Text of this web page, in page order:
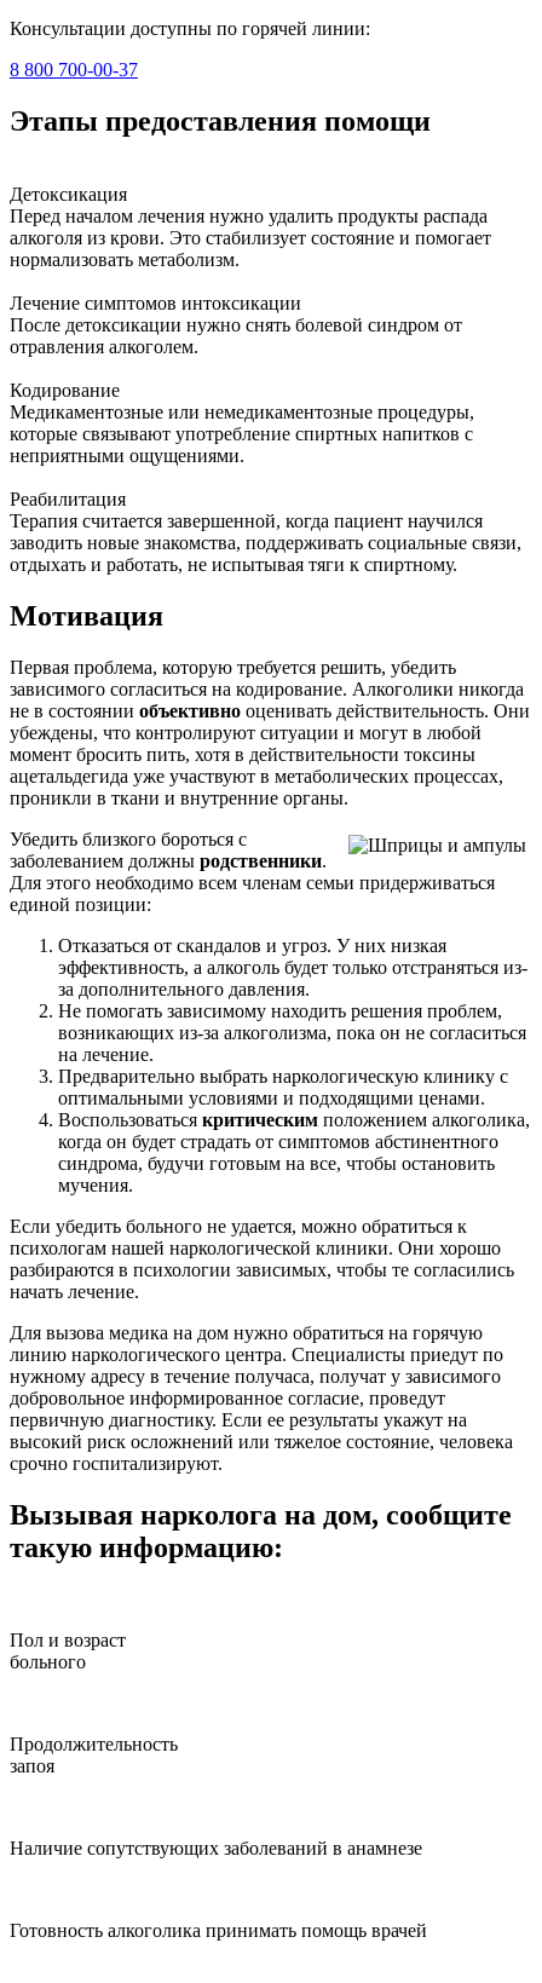
Консультации доступны по горячей линии:
8 800 700-00-37
Этапы предоставления помощи
Детоксикация
Перед началом лечения нужно удалить продукты распада
алкоголя из крови. Это стабилизует состояние и помогает
нормализовать метаболизм.
Лечение симптомов интоксикации
После детоксикации нужно снять болевой синдром от
отравления алкоголем.
Кодирование
Медикаментозные или немедикаментозные процедуры,
которые связывают употребление спиртных напитков с
неприятными ощущениями.
Реабилитация
Терапия считается завершенной, когда пациент научился
заводить новые знакомства, поддерживать социальные связи,
отдыхать и работать, не испытывая тяги к спиртному.
Мотивация
Первая проблема, которую требуется решить, убедить
зависимого согласиться на кодирование. Алкоголики никогда
не в состоянии объективно оценивать действительность. Они
убеждены, что контролируют ситуации и могут в любой
момент бросить пить, хотя в действительности токсины
ацетальдегида уже участвуют в метаболических процессах,
проникли в ткани и внутренние органы.
Убедить близкого бороться с
заболеванием должны родственники.
Для этого необходимо всем членам семьи придерживаться
единой позиции:
Отказаться от скандалов и угроз. У них низкая
эффективность, а алкоголь будет только отстраняться из-
за дополнительного давления.
Не помогать зависимому находить решения проблем,
возникающих из-за алкоголизма, пока он не согласиться
на лечение.
Предварительно выбрать наркологическую клинику с
оптимальными условиями и подходящими ценами.
Воспользоваться критическим положением алкоголика,
когда он будет страдать от симптомов абстинентного
синдрома, будучи готовым на все, чтобы остановить
мучения.
Если убедить больного не удается, можно обратиться к
психологам нашей наркологической клиники. Они хорошо
разбираются в психологии зависимых, чтобы те согласились
начать лечение.
Для вызова медика на дом нужно обратиться на горячую
линию наркологического центра. Специалисты приедут по
нужному адресу в течение получаса, получат у зависимого
добровольное информированное согласие, проведут
первичную диагностику. Если ее результаты укажут на
высокий риск осложнений или тяжелое состояние, человека
срочно госпитализируют.
Вызывая нарколога на дом, сообщите
такую информацию:
Пол и возраст
больного
Продолжительность
запоя
Наличие сопутствующих заболеваний в анамнезе
Готовность алкоголика принимать помощь врачей